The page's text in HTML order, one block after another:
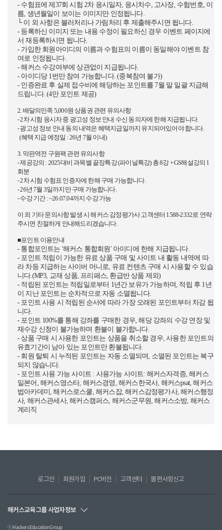
- 수험표에 제37회 시험 2차 응시일자, 응시차수, 고사장, 수험번호, 이
름, 생년월일이 보이는 이미지만 인정됩니다.
└ 이 외 사항은 블러처리나 가림처리 후 제출해주시면 됩니다.
- 등록하신 이미지 또는 내용 수정이 필요하신 경우 이벤트 페이지에
서 재등록하시면 됩니다.
- 가입한 회원아이디의 이름과 수험표의 이름이 동일해야 이벤트 참
여로 인정됩니다.
- 해커스 수강여부에 상관없이 지급됩니다.
- 아이디당 1번만 참여 가능합니다. (중복참여 불가)
- 인증완료 후 실제 접수비에 해당하는 포인트를 7월 말 일괄 지급해
드립니다. (4만 포인트 제공)
2. 배달의민족 5,000원 상품권 관련 유의사항
- 2차 시험 응시자 중 광고성 정보 안내 수신 동의자에 한해 지급됩니다.
- 광고성 정보 안내 동의 내역은 혜택지급일까지 유지되어있어야 합니다.
(혜택 지급 예정일 : 26년 7월 이내)
3. 막판역전 구원팩 관련 유의사항
- 제공강의 : 2025대비 과목별 끝장특강 (파이널특강) 총 8강 + GS해설강의 1
회분
- 2차 시험 수험표 인증자에 한해 구매 가능합니다.
- 26년 7월 3일까지만 구매 가능합니다.
- 수강 기간 : ~26.07.04까지 수강 가능
이 외 기타 문의사항 발생 시 해커스 감정평가사 고객센터 1588-2332로 연락
주시면 친절하게 안내해드리겠습니다.
■포인트 이용안내
- 통합포인트는 '해커스 통합회원' 아이디에 한해 지급됩니다.
- 포인트 적립이 가능한 유료 상품 구매 및 사이트 내 활동 내역에 따
라 차등 지급하는 사이버 머니로, 유료 컨텐츠 구매 시 사용할 수 있습
니다.(MP3, 교재 상품, 프리패스, 환급반 상품 제외)
- 적립된 포인트는 적립일로부터 1년간 보유가 가능하며, 적립 후 1년
이 지난 포인트는 순차적으로 자동 소멸됩니다.
- 포인트 사용 시 적립된 순서에 따라 가장 오래된 포인트부터 차감 됩
니다.
- 포인트 100%를 통해 강좌를 구매한 경우, 해당 강좌의 수강 연장 및
재수강 신청이 불가능하며 환불이 불가합니다.
- 상품 구매 시 사용한 포인트는 상품을 취소할 경우, 사용한 포인트의
유효기간이 남아 있는 포인트만 환불됩니다.
- 회원 탈퇴 시 누적된 포인트는 자동 소멸되며, 소멸된 포인트는 복구
되지 않습니다.
- 포인트 사용 가능 사이트 : 사용가능 사이트: 해커스자격증, 해커스
일본어, 해커스영스타, 해커스경영, 해커스한국사, 해커스psat, 해커스
법아카데미, 해커스로스쿨, 해커스잡, 해커스감정평가사, 해커스행정
사, 해커스관세사, 해커스캠퍼스, 해커스군무원, 해커스소방, 해커스
계리직
로그인 회원가입 PC버전 고객센터 불편사항신고
해커스교육그룹 사업자정보
ⓒ Hackers Education Group